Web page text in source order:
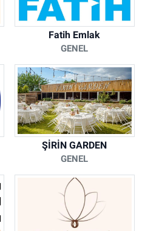
Fatih Emlak
GENEL
ŞİRİN GARDEN
GENEL